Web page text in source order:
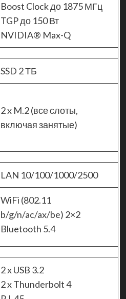
Boost Clock до 1875 МГц
TGP до 150 Вт
NVIDIA® Max-Q
SSD 2 ТБ
2 x M.2 (все слоты,
включая занятые)
LAN 10/100/1000/2500
WiFi (802.11
b/g/n/ac/ax/be) 2×2
Bluetooth 5.4
2 x USB 3.2
2 x Thunderbolt 4